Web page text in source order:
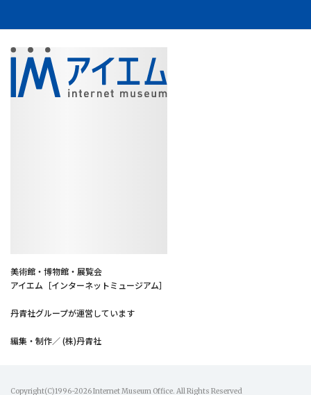
美術館・博物館・展覧会
アイエム［インターネットミュージアム］
丹青社グループが運営しています
編集・制作／ (株)丹青社
Copyright(C)1996-2026 Internet Museum Office. All Rights Reserved